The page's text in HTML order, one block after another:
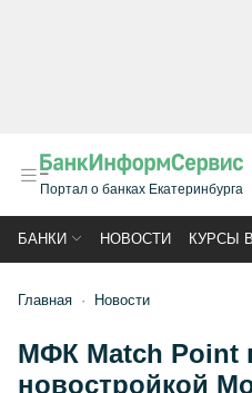
Портал о банках Екатеринбурга
БАНКИ НОВОСТИ КУРСЫ
Главная Новости
МФК Match Point
новостройкой